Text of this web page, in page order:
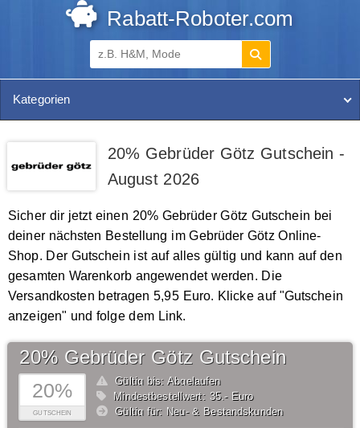
Rabatt-Roboter.com
Kategorien
20% Gebrüder Götz Gutschein -
August 2026
Sicher dir jetzt einen 20% Gebrüder Götz Gutschein bei
deiner nächsten Bestellung im Gebrüder Götz Online-
Shop. Der Gutschein ist auf alles gültig und kann auf den
gesamten Warenkorb angewendet werden. Die
Versandkosten betragen 5,95 Euro. Klicke auf "Gutschein
anzeigen" und folge dem Link.
20%
GUTSCHEIN
20% Gebrüder Götz Gutschein
Gültig bis: Abgelaufen
Mindestbestellwert: 35,- Euro
Gültig für: Neu- & Bestandskunden